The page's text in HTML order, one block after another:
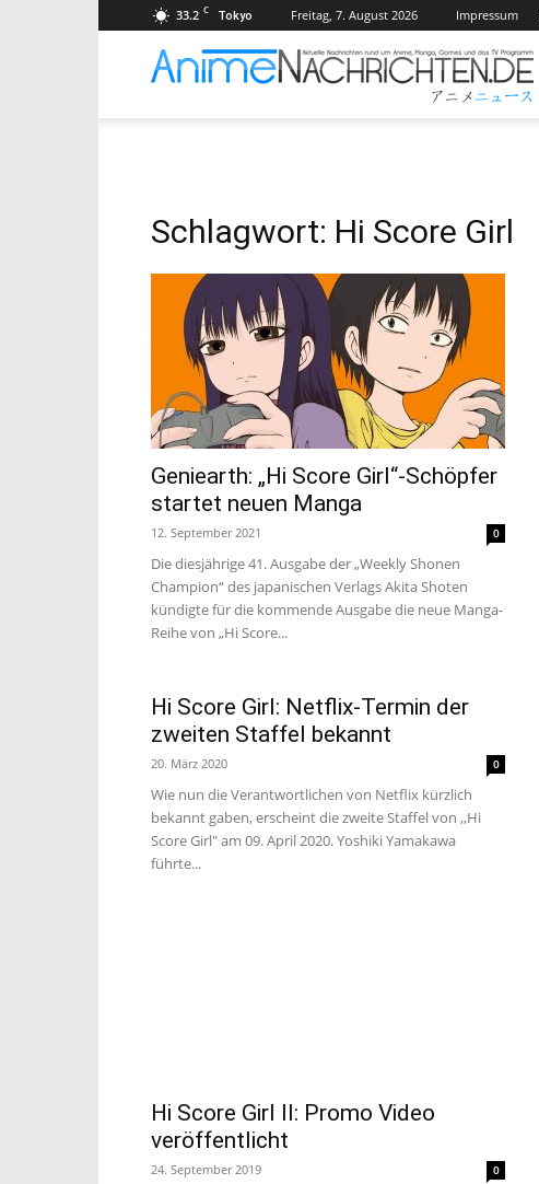
33.2 C Tokyo Freitag, 7. August 2026 Impressum
Schlagwort: Hi Score Girl
Geniearth: „Hi Score Girl“-Schöpfer
startet neuen Manga
12. September 2021 0
Die diesjährige 41. Ausgabe der „Weekly Shonen
Champion“ des japanischen Verlags Akita Shoten
kündigte für die kommende Ausgabe die neue Manga-
Reihe von „Hi Score...
Hi Score Girl: Netflix-Termin der
zweiten Staffel bekannt
20. März 2020 0
Wie nun die Verantwortlichen von Netflix kürzlich
bekannt gaben, erscheint die zweite Staffel von ,,Hi
Score Girl" am 09. April 2020. Yoshiki Yamakawa
führte...
Hi Score Girl II: Promo Video
veröffentlicht
24. September 2019 0